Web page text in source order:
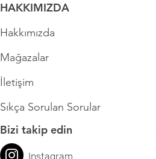
HAKKIMIZDA
Hakkımızda
Mağazalar
İletişim
Sıkça Sorulan Sorular
Bizi takip edin
Instagram